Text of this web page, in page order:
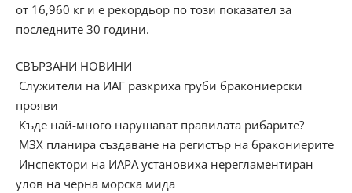
от 16,960 кг и е рекордьор по този показател за
последните 30 години.
СВЪРЗАНИ НОВИНИ
Служители на ИАГ разкриха груби бракониерски
прояви
Къде най-много нарушават правилата рибарите?
МЗХ планира създаване на регистър на бракониерите
Инспектори на ИАРА установиха нерегламентиран
улов на черна морска мида